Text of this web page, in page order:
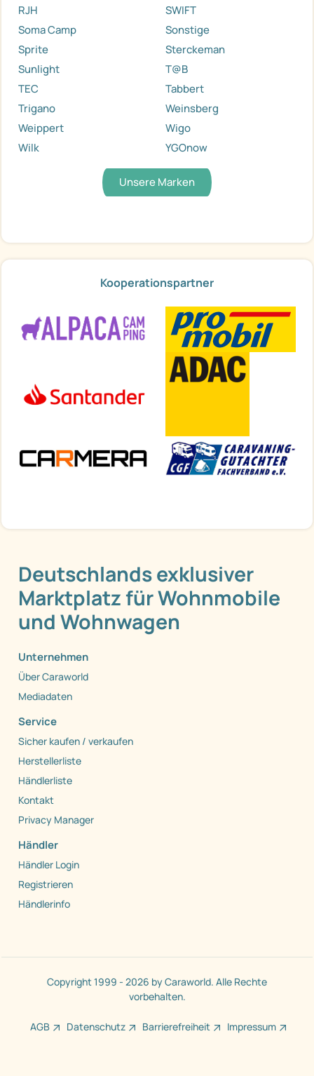
RJH
SWIFT
Soma Camp
Sonstige
Sprite
Sterckeman
Sunlight
T@B
TEC
Tabbert
Trigano
Weinsberg
Weippert
Wigo
Wilk
YGOnow
Unsere Marken
Kooperationspartner
Deutschlands exklusiver
Marktplatz für Wohnmobile
und Wohnwagen
Unternehmen
Über Caraworld
Mediadaten
Service
Sicher kaufen / verkaufen
Herstellerliste
Händlerliste
Kontakt
Privacy Manager
Händler
Händler Login
Registrieren
Händlerinfo
Copyright 1999 - 2026 by Caraworld. Alle Rechte
vorbehalten.
AGB Datenschutz Barrierefreiheit Impressum